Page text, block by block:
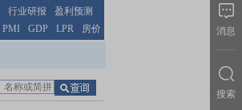
行业研报
盈利预测
PMI GDP LPR 房价 消息
搜索